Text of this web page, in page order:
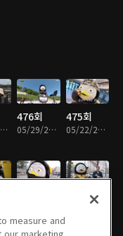
06/05/2026 • 19분
476회
05/29/2026 • 19분
475회
05/22/2026 • 19분
469회
measure and